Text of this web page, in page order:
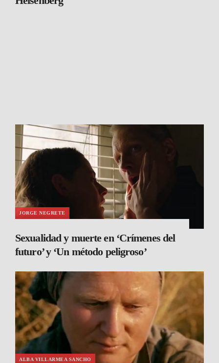
JORGE NEGRETE
Sexualidad y muerte en ‘Crímenes del
futuro’ y ‘Un método peligroso’
ALBA VILLARMEA SANCHO